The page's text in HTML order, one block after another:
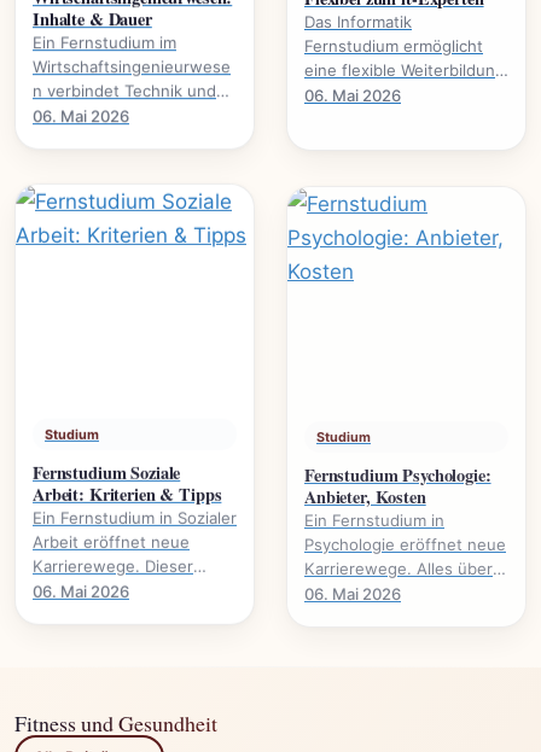
Inhalte & Dauer
Ein Fernstudium im
Wirtschaftsingenieurwese
n verbindet Technik und
Wirtschaft. Alles über
06. Mai 2026
Das Informatik
Fernstudium ermöglicht
eine flexible Weiterbildung
zum IT-Experten., welche
06. Mai 2026
Studium
Fernstudium Soziale
Arbeit: Kriterien & Tipps
Ein Fernstudium in Sozialer
Arbeit eröffnet neue
Karrierewege. Dieser
Leitfaden beleuchtet
06. Mai 2026
Studium
Fernstudium Psychologie:
Anbieter, Kosten
Ein Fernstudium in
Psychologie eröffnet neue
Karrierewege. Alles über
Anbieter, Kosten,
06. Mai 2026
Fitness und Gesundheit